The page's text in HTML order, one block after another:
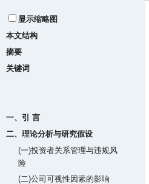
显示缩略图
本文结构
摘要
关键词
一、引 言
二、理论分析与研究假设
(一)投资者关系管理与违规风
险
(二)公司可视性因素的影响